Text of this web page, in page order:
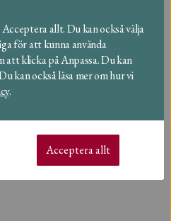
allt. Du kan också välja
för att kunna använda
att klicka på Anpassa. Du kan
kan också läsa mer om hur vi
.
Acceptera allt